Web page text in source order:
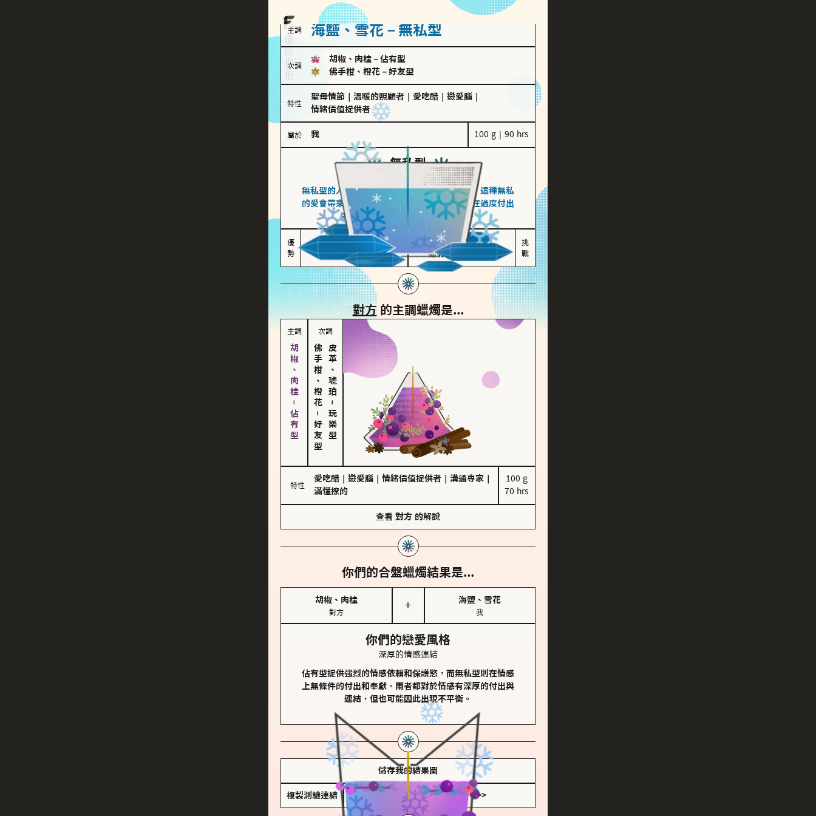
主調 海鹽、雪花－無私型
次調
胡椒、肉桂 － 佔有型
佛手柑、橙花 － 好友型
特性
聖母情節 溫暖的照顧者 愛吃醋 戀愛腦
情緒價值提供者
屬於 我 100 g｜90 hrs
無私型
海鹽、雪花
無私型的人傾向用心呵護、滿足另一半的需求，這種無私
的愛會帶來緊密的關係連結，但也可能讓他們在過度付出
中迷失自我，忽略自己真正的需求。
優
勢
無私奉獻
讓伴侶感受到關懷
較難設立界線
易有強烈情感依賴
挑
戰
對方的主調蠟燭是...
主調
胡椒、肉桂－佔有型
次調
佛手柑、橙花
－
好友型
皮革、琥珀
－
玩樂型
特性
愛吃醋 戀愛腦 情緒價值提供者 溝通專家
滿懂撩的
100 g
70 hrs
查看 對方 的解說
你們的合盤蠟燭結果是...
胡椒、肉桂
對方
＋
海鹽、雪花
我
你們的戀愛風格
深厚的情感連結
佔有型提供強烈的情感依賴和保護慾，而無私型則在情感
上無條件的付出和奉獻。兩者都對於情感有深厚的付出與
連結，但也可能因此出現不平衡。
儲存我的結果圖
複製測驗連結 查看香氛類型全解析 >>>